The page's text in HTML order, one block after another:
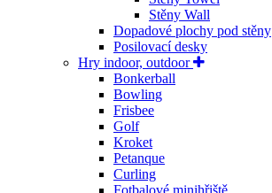
Stěny Wall
Dopadové plochy pod stěny
Posilovací desky
Hry indoor, outdoor
Bonkerball
Bowling
Frisbee
Golf
Kroket
Petanque
Curling